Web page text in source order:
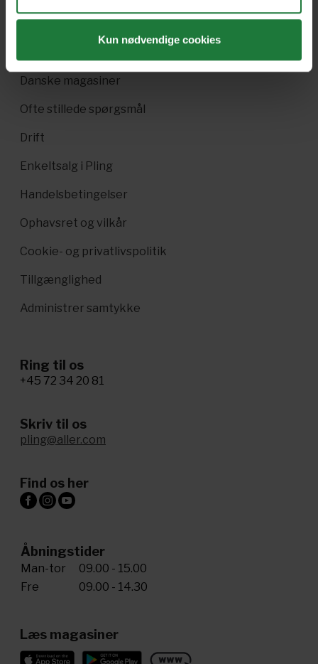
Kun nødvendige cookies
Pling Favorit
Danske magasiner
Ofte stillede spørgsmål
Drift
Enkeltsalg i Pling
Handelsbetingelser
Ophavsret og vilkår
Cookie- og privatlivspolitik
Tillgænglighed
Administrer samtykke
Ring til os
+45 72 34 20 81
Skriv til os
pling@aller.com
Find os her
Åbningstider
Man-tor
09.00 - 15.00
Fre
09.00 - 14.30
Læs magasiner